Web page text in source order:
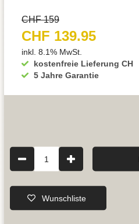
kostenfreie Lieferung CH
5 Jahre Garantie
CHF 159
CHF 139.95
inkl. 8.1% MwSt.
1
Wunschliste